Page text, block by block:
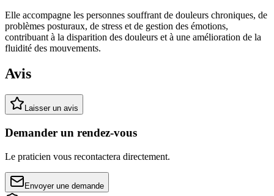
Elle accompagne les personnes souffrant de douleurs chroniques, de
problèmes posturaux, de stress et de gestion des émotions,
contribuant à la disparition des douleurs et à une amélioration de la
fluidité des mouvements.
Avis
Laisser un avis
Demander un rendez-vous
Le praticien vous recontactera directement.
Envoyer une demande